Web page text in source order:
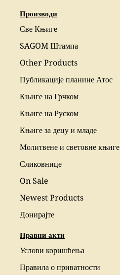
Производи
Све Књиге
SAGOM Штампа
Other Products
Публикације планине Атос
Књиге на Грчком
Књиге на Руском
Књиге за децу и младе
Молитвене и световне књиге
Сликовнице
On Sale
Newest Products
Донирајте
Правни акти
Услови коришћења
Правила о приватности